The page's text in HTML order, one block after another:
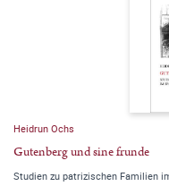
Heidrun Ochs
Gutenberg und sine frunde
Studien zu patrizischen Familien